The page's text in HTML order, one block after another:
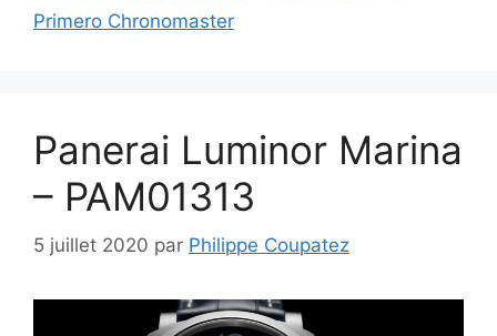
Primero Chronomaster
Panerai Luminor Marina
– PAM01313
5 juillet 2020 par Philippe Coupatez